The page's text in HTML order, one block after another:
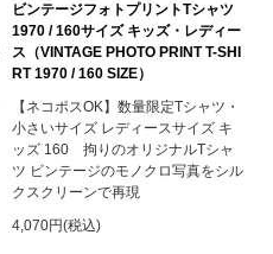
ビンテージフォトプリントTシャツ
1970 / 160サイズ キッズ・レディー
ス（VINTAGE PHOTO PRINT T-SHI
RT 1970 / 160 SIZE）
【ネコポスOK】数量限定Tシャツ・
小さいサイズ レディースサイズ キ
ッズ 160 拘りのオリジナルTシャ
ツ ビンテージのモノクロ写真をシル
クスクリーンで再現
4,070円(税込)